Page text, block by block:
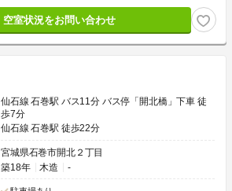
空室状況をお問い合わせ
仙石線 石巻駅 バス11分 バス停「開北橋」下車 徒
歩7分
仙石線 石巻駅 徒歩22分
宮城県石巻市開北２丁目
築18年
木造 -